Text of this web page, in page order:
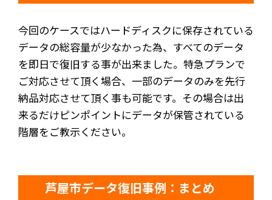
今回のケースではハードディスクに保存されている
データの総容量が少なかった為、すべてのデータ
を即日で復旧する事が出来ました。特急プランで
ご対応させて頂く場合、一部のデータのみを先行
納品対応させて頂く事も可能です。その場合は出
来るだけピンポイントにデータが保管されている
階層をご教示ください。
芦屋市データ復旧事例：まとめ